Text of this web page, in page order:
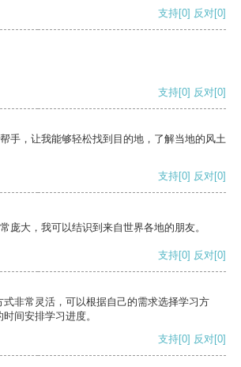
支持[0] 反对[0]
支持[0] 反对[0]
手，让我能够轻松找到目的地，了解当地的风土
支持[0] 反对[0]
庞大，我可以结识到来自世界各地的朋友。
支持[0] 反对[0]
非常灵活，可以根据自己的需求选择学习方
间安排学习进度。
支持[0] 反对[0]